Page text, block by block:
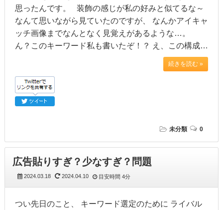
思ったんです。 装飾の感じが私の好みと似てるな～
なんて思いながら見ていたのですが、 なんかアイキャ
ッチ画像までなんとなく見覚えがあるような…。
ん？このキーワード私も書いたぞ！？ え、この構成…
続きを読む »
未分類 0
広告貼りすぎ？少なすぎ？問題
2024.03.18 2024.04.10 目安時間 4分
つい先日のこと、 キーワード選定のために ライバル